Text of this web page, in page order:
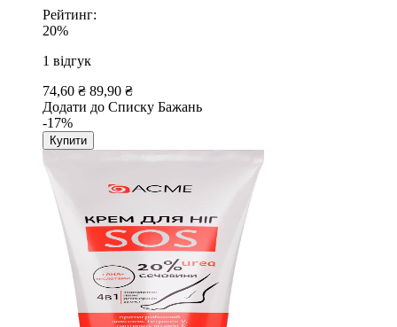
Рейтинг:
20%
1 відгук
74,60 ₴ 89,90 ₴
Додати до Списку Бажань
-17%
Купити